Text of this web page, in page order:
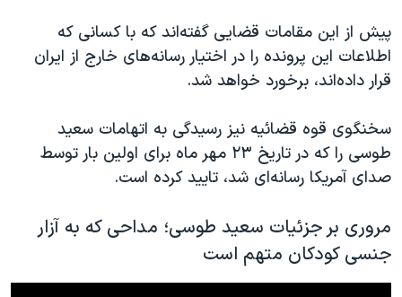
پیش از این مقامات قضایی گفته‌اند که با کسانی که
اطلاعات این پرونده را در اختیار رسانه‌های خارج از ایران
قرار داده‌اند، برخورد خواهد شد.
سخنگوی قوه قضائیه نیز رسیدگی به اتهامات سعید
طوسی را که در تاریخ ۲۳ مهر ماه برای اولین بار توسط
صدای آمریکا رسانه‌ای شد، تایید کرده است.
مروری بر جزئیات سعید طوسی؛ مداحی که به آزار
جنسی کودکان متهم است